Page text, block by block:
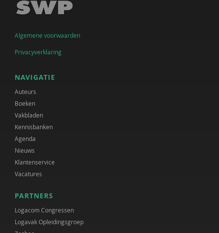
Algemene voorwaarden
Privacyverklaring
NAVIGATIE
Auteurs
Boeken
Vakbladen
Kennisbanken
Agenda
Nieuws
Klantenservice
Vacatures
PARTNERS
Logacom Congressen
Logavak Opleidingsgroep